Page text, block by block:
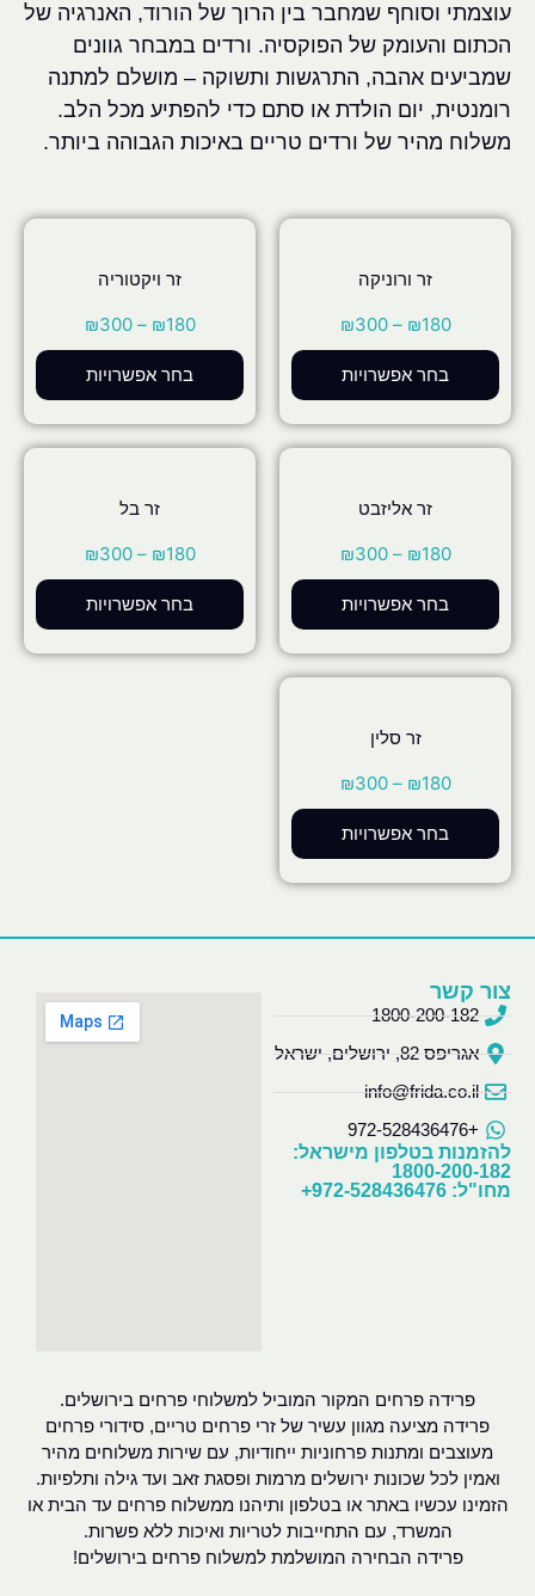
עוצמתי וסוחף שמחבר בין הרוך של הורוד, האנרגיה של
הכתום והעומק של הפוקסיה. ורדים במבחר גוונים
שמביעים אהבה, התרגשות ותשוקה – מושלם למתנה
רומנטית, יום הולדת או סתם כדי להפתיע מכל הלב.
משלוח מהיר של ורדים טריים באיכות הגבוהה ביותר.
זר ורוניקה
₪180
–
₪300
בחר אפשרויות
זר ויקטוריה
₪180
–
₪300
בחר אפשרויות
זר אליזבט
₪180
–
₪300
בחר אפשרויות
זר בל
₪180
–
₪300
בחר אפשרויות
זר סלין
₪180
–
₪300
בחר אפשרויות
צור קשר
1800-200-182
אגריפס 82, ירושלים, ישראל
info@frida.co.il
+972-528436476
להזמנות בטלפון מישראל:
1800-200-182
מחו"ל: 972-528436476+
פרידה פרחים המקור המוביל למשלוחי פרחים בירושלים.
פרידה מציעה מגוון עשיר של זרי פרחים טריים, סידורי פרחים
מעוצבים ומתנות פרחוניות ייחודיות, עם שירות משלוחים מהיר
ואמין לכל שכונות ירושלים מרמות ופסגת זאב ועד גילה ותלפיות.
הזמינו עכשיו באתר או בטלפון ותיהנו ממשלוח פרחים עד הבית או
המשרד, עם התחייבות לטריות ואיכות ללא פשרות.
פרידה הבחירה המושלמת למשלוח פרחים בירושלים!